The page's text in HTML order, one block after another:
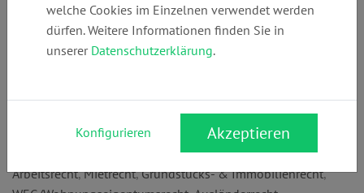
Rechtsgebiete:
Opferschutz & Opferhilfe,Familienrecht,Erbrecht
Arbeitsrecht,Mietrecht,Grundstücks- & Immobilienrecht,
welche Cookies im Einzelnen verwendet werden
dürfen. Weitere Informationen finden Sie in
unserer Datenschutzerklärung.
Konfigurieren Akzeptieren